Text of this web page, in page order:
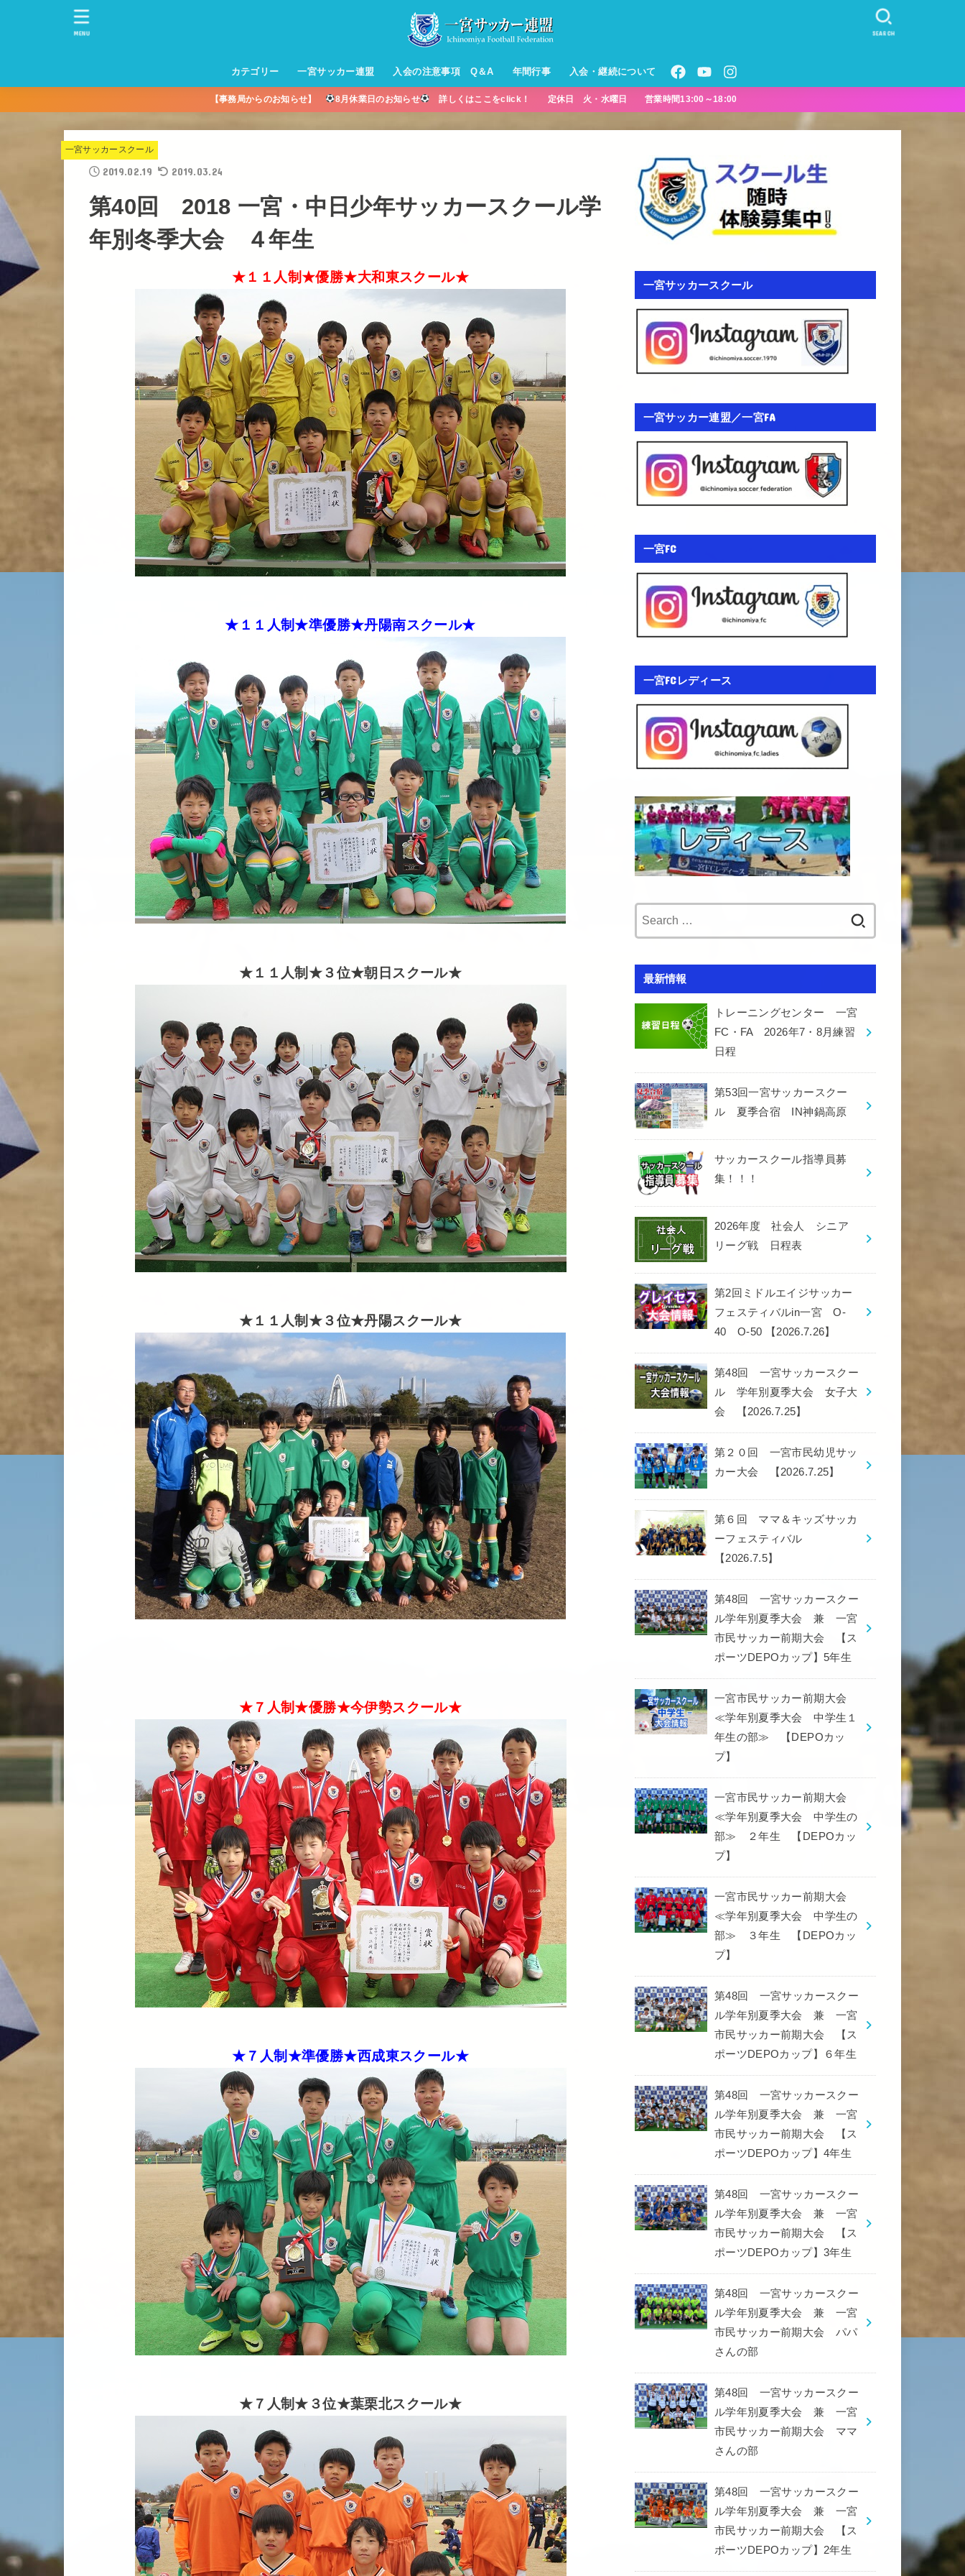
カテゴリー
一宮サッカースクール【小学生】
トレーニングセンター【小学生】
一宮FA
一宮FC
一宮ＦＣレディース
一宮サッカースクール【中学生】
中学生練習
一宮ＦＣＪＹ【中学生男子】
一宮ＦＣＪYレディース【中学生
女子】
幼児トレセン【年長・年中・年
少】
パパさんママさん
親子の部
社会人の部
コルボス 【シニア】
フットサル
コルボスリーグ
グレイセス
一宮サッカー連盟 入会の注意事項 Q＆A 年間行事 入会・継続について
SEARCH
MENU
【事務局からのお知らせ】 8月休業日のお知らせ 詳しくはここをclick！ 定休日 火・水曜日 営業時間13:00～18:00
一宮サッカースクール
2019.02.19 2019.03.24
第40回 2018 一宮・中日少年サッカースクール学
年別冬季大会 ４年生
★１１人制★優勝★大和東スクール★
★１１人制★準優勝★丹陽南スクール★
★１１人制★３位★朝日スクール★
★１１人制★３位★丹陽スクール★
★７人制★優勝★今伊勢スクール★
★７人制★準優勝★西成東スクール★
★７人制★３位★葉栗北スクール★
一宮サッカースクール
一宮サッカー連盟／一宮FA
一宮FC
一宮FCレディース
最新情報
トレーニングセンター 一宮
FC・FA 2026年7・8月練習
日程
第53回一宮サッカースクー
ル 夏季合宿 IN神鍋高原
サッカースクール指導員募
集！！！
2026年度 社会人 シニア
リーグ戦 日程表
第2回ミドルエイジサッカー
フェスティバルin一宮 O-
40 O-50 【2026.7.26】
第48回 一宮サッカースクー
ル 学年別夏季大会 女子大
会 【2026.7.25】
第２０回 一宮市民幼児サッ
カー大会 【2026.7.25】
第６回 ママ＆キッズサッカ
ーフェスティバル
【2026.7.5】
第48回 一宮サッカースクー
ル学年別夏季大会 兼 一宮
市民サッカー前期大会 【ス
ポーツDEPOカップ】5年生
一宮市民サッカー前期大会
≪学年別夏季大会 中学生１
年生の部≫ 【DEPOカッ
プ】
一宮市民サッカー前期大会
≪学年別夏季大会 中学生の
部≫ ２年生 【DEPOカッ
プ】
一宮市民サッカー前期大会
≪学年別夏季大会 中学生の
部≫ ３年生 【DEPOカッ
プ】
第48回 一宮サッカースクー
ル学年別夏季大会 兼 一宮
市民サッカー前期大会 【ス
ポーツDEPOカップ】６年生
第48回 一宮サッカースクー
ル学年別夏季大会 兼 一宮
市民サッカー前期大会 【ス
ポーツDEPOカップ】4年生
第48回 一宮サッカースクー
ル学年別夏季大会 兼 一宮
市民サッカー前期大会 【ス
ポーツDEPOカップ】3年生
第48回 一宮サッカースクー
ル学年別夏季大会 兼 一宮
市民サッカー前期大会 パパ
さんの部
第48回 一宮サッカースクー
ル学年別夏季大会 兼 一宮
市民サッカー前期大会 ママ
さんの部
第48回 一宮サッカースクー
ル学年別夏季大会 兼 一宮
市民サッカー前期大会 【ス
ポーツDEPOカップ】2年生